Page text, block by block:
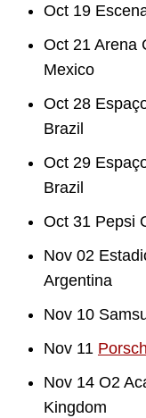
Oct 19
Oct 21 Arena
Mexico
Oct 28
Brazil
Oct 29
Brazil
Oct 31 Pepsi
Nov 02
Argentina
Nov 10
Nov 11
Nov 14 O2
Kingdom